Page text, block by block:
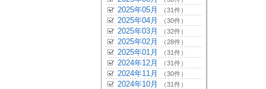
2025年05月 （31件）
2025年04月 （30件）
2025年03月 （32件）
2025年02月 （28件）
2025年01月 （31件）
2024年12月 （31件）
2024年11月 （30件）
2024年10月 （31件）